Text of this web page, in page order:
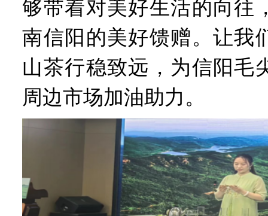
够带着对美好生活的向往
南信阳的美好馈赠。让我
山茶行稳致远，为信阳毛
周边市场加油助力。